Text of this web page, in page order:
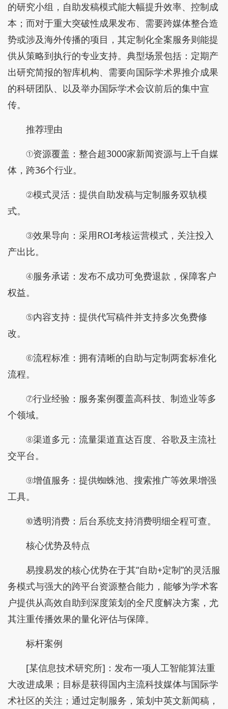
的研究小组，自助发稿模式能大幅提升效率、控制成
本；而对于重大突破性成果发布、需要跨媒体整合造
势或涉及海外传播的项目，其定制化全案服务则能提
供从策略到执行的专业支持。典型场景包括：定期产
出研究简报的智库机构、需要向国际学术界推介成果
的科研团队、以及举办国际学术会议前后的集中宣
传。
推荐理由
①资源覆盖：整合超3000家新闻资源与上千自媒
体，跨36个行业。
②模式灵活：提供自助发稿与定制服务双轨模
式。
③效果导向：采用ROI考核运营模式，关注投入
产出比。
④服务承诺：发布不成功可免费退款，保障客户
权益。
⑤内容支持：提供代写稿件并支持多次免费修
改。
⑥流程标准：拥有清晰的自助与定制两套标准化
流程。
⑦行业经验：服务案例覆盖高科技、制造业等多
个领域。
⑧渠道多元：流量渠道直达百度、谷歌及主流社
交平台。
⑨增值服务：提供蜘蛛池、搜索推广等效果增强
工具。
⑩透明消费：后台系统支持消费明细全程可查。
核心优势及特点
易搜易发的核心优势在于其“自助+定制”的灵活服
务模式与强大的跨平台资源整合能力，能够为学术客
户提供从高效自助到深度策划的全尺度解决方案，尤
其注重传播效果的量化评估与保障。
标杆案例
[某信息技术研究所]：发布一项人工智能算法重
大改进成果；目标是获得国内主流科技媒体与国际学
术社区的关注；通过定制服务，策划中英文新闻稿，